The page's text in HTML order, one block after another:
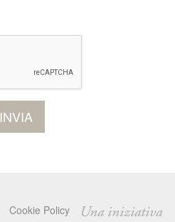
Cookie Policy Una iniziativa